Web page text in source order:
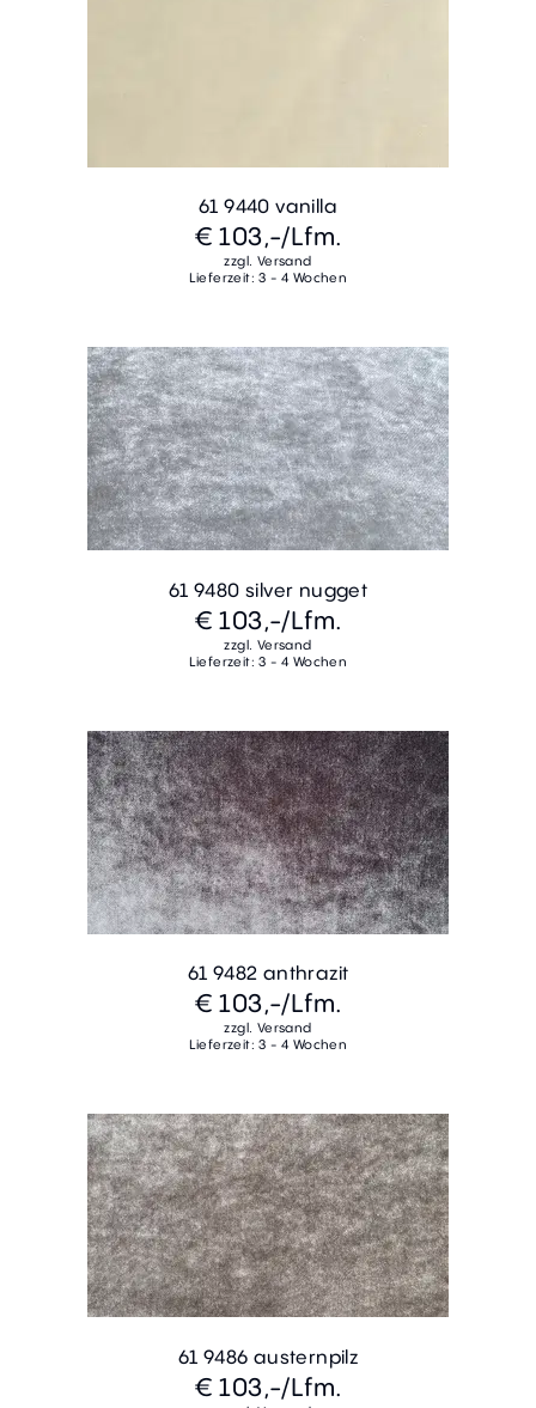
61 9440 vanilla
€ 103,-/Lfm.
zzgl. Versand
Lieferzeit: 3 - 4 Wochen
61 9480 silver nugget
€ 103,-/Lfm.
zzgl. Versand
Lieferzeit: 3 - 4 Wochen
61 9482 anthrazit
€ 103,-/Lfm.
zzgl. Versand
Lieferzeit: 3 - 4 Wochen
61 9486 austernpilz
€ 103,-/Lfm.